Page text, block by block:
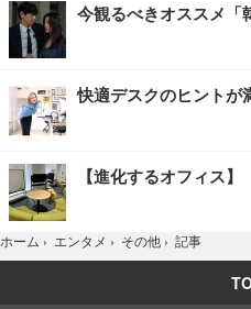
今観るべきオススメ「
快適デスクのヒントが
【進化するオフィス】
ホーム › エンタメ › その他 › 記事